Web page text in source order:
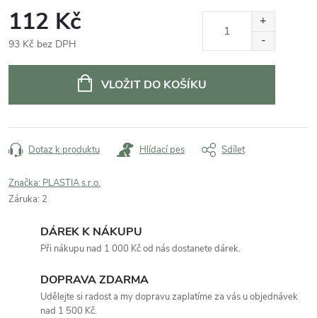
112 Kč
93 Kč bez DPH
VLOŽIT DO KOŠÍKU
Dotaz k produktu Hlídací pes Sdílet
Značka: PLASTIA s.r.o.
Záruka: 2
DÁREK K NÁKUPU
Při nákupu nad 1 000 Kč od nás dostanete dárek.
DOPRAVA ZDARMA
Udělejte si radost a my dopravu zaplatíme za vás u objednávek
nad 1 500 Kč.